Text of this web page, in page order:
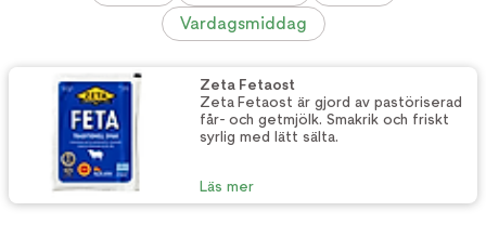
Vardagsmiddag
Zeta Fetaost
Zeta Fetaost är gjord av pastöriserad
får- och getmjölk. Smakrik och friskt
syrlig med lätt sälta.
Läs mer